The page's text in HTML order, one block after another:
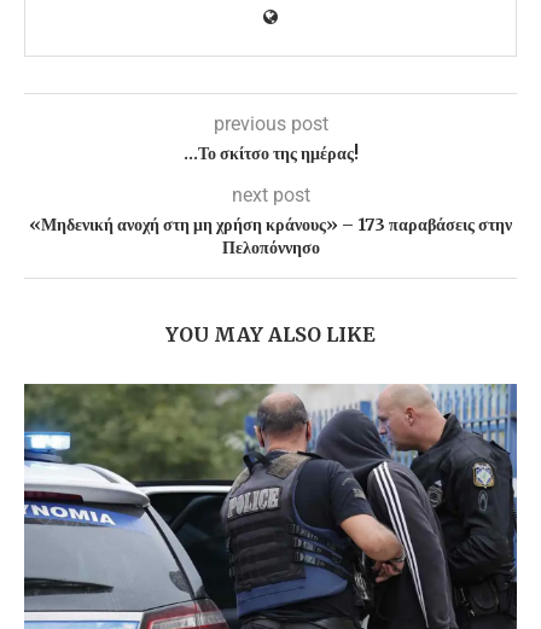
previous post
…Το σκίτσο της ημέρας!
next post
«Μηδενική ανοχή στη μη χρήση κράνους» – 173 παραβάσεις στην
Πελοπόννησο
YOU MAY ALSO LIKE